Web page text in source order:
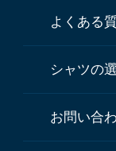
よくある
シャツの
お問い合